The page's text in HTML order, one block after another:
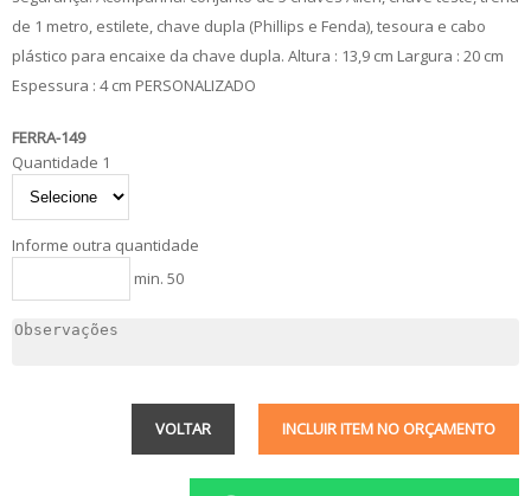
de 1 metro, estilete, chave dupla (Phillips e Fenda), tesoura e cabo
plástico para encaixe da chave dupla. Altura : 13,9 cm Largura : 20 cm
Espessura : 4 cm PERSONALIZADO
FERRA-149
Quantidade 1
Informe outra quantidade
min. 50
INCLUIR ITEM NO ORÇAMENTO
VOLTAR